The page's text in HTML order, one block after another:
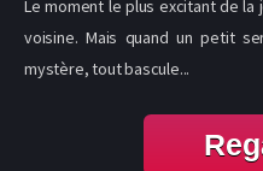
Le moment le plus excitant de la
voisine. Mais quand un petit
mystère, tout bascule...